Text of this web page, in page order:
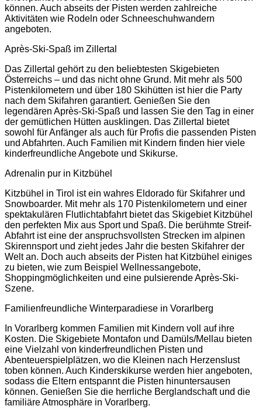
können. Auch abseits der Pisten werden zahlreiche
Aktivitäten wie Rodeln oder Schneeschuhwandern
angeboten.
Après-Ski-Spaß im Zillertal
Das Zillertal gehört zu den beliebtesten Skigebieten
Österreichs – und das nicht ohne Grund. Mit mehr als 500
Pistenkilometern und über 180 Skihütten ist hier die Party
nach dem Skifahren garantiert. Genießen Sie den
legendären Après-Ski-Spaß und lassen Sie den Tag in einer
der gemütlichen Hütten ausklingen. Das Zillertal bietet
sowohl für Anfänger als auch für Profis die passenden Pisten
und Abfahrten. Auch Familien mit Kindern finden hier viele
kinderfreundliche Angebote und Skikurse.
Adrenalin pur in Kitzbühel
Kitzbühel in Tirol ist ein wahres Eldorado für Skifahrer und
Snowboarder. Mit mehr als 170 Pistenkilometern und einer
spektakulären Flutlichtabfahrt bietet das Skigebiet Kitzbühel
den perfekten Mix aus Sport und Spaß. Die berühmte Streif-
Abfahrt ist eine der anspruchsvollsten Strecken im alpinen
Skirennsport und zieht jedes Jahr die besten Skifahrer der
Welt an. Doch auch abseits der Pisten hat Kitzbühel einiges
zu bieten, wie zum Beispiel Wellnessangebote,
Shoppingmöglichkeiten und eine pulsierende Après-Ski-
Szene.
Familienfreundliche Winterparadiese in Vorarlberg
In Vorarlberg kommen Familien mit Kindern voll auf ihre
Kosten. Die Skigebiete Montafon und Damüls/Mellau bieten
eine Vielzahl von kinderfreundlichen Pisten und
Abenteuerspielplätzen, wo die Kleinen nach Herzenslust
toben können. Auch Kinderskikurse werden hier angeboten,
sodass die Eltern entspannt die Pisten hinuntersausen
können. Genießen Sie die herrliche Berglandschaft und die
familiäre Atmosphäre in Vorarlberg.